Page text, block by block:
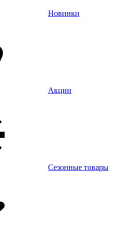
Новинки
Акции
Сезонные товары